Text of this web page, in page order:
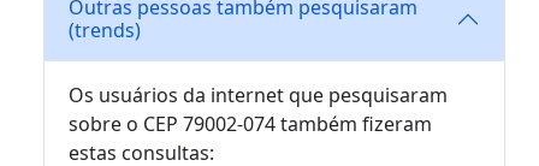
Outras pessoas também pesquisaram
(trends)
Os usuários da internet que pesquisaram
sobre o CEP 79002-074 também fizeram
estas consultas: